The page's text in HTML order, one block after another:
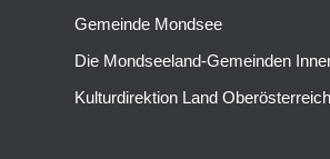
Gemeinde Mondsee
Die Mondseeland-Gemeinden
Kulturdirektion Land Oberösterreich